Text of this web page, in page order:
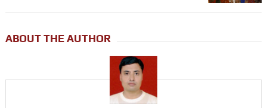
ABOUT THE AUTHOR